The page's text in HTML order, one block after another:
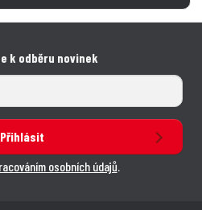
k odběru novinek
Přihlásit
osobních údajů.